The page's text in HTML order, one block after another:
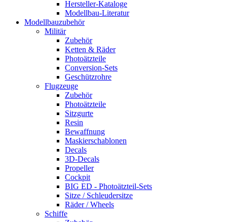
Hersteller-Kataloge
Modellbau-Literatur
Modellbauzubehör
Militär
Zubehör
Ketten & Räder
Photoätzteile
Conversion-Sets
Geschützrohre
Flugzeuge
Zubehör
Photoätzteile
Sitzgurte
Resin
Bewaffnung
Maskierschablonen
Decals
3D-Decals
Propeller
Cockpit
BIG ED - Photoätzteil-Sets
Sitze / Schleudersitze
Räder / Wheels
Schiffe